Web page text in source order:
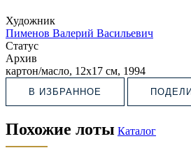
Художник
Пименов Валерий Васильевич
Статус
Архив
картон/масло, 12х17 см, 1994
В ИЗБРАННОЕ
Похожие лоты Каталог